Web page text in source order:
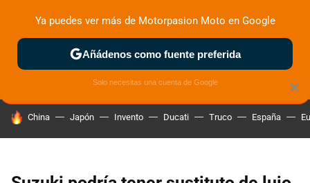
ZONA DE PRUEBAS DEPORTIVAS MOTOS ELÉCTRICAS
HOY SE HABLA DE
China Japón Invento Ducati Truco España
×
Ya puedes ver más de Motorpasion Moto en Google
Añádenos como fuente preferida
Solo necesitas una cuenta de Google